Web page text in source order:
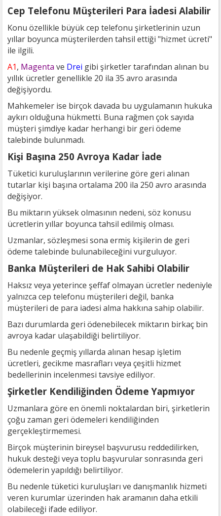
Cep Telefonu Müşterileri Para İadesi Alabilir
Konu özellikle büyük cep telefonu şirketlerinin uzun
yıllar boyunca müşterilerden tahsil ettiği "hizmet ücreti"
ile ilgili.
A1, Magenta ve Drei gibi şirketler tarafından alınan bu
yıllık ücretler genellikle 20 ila 35 avro arasında
değişiyordu.
Mahkemeler ise birçok davada bu uygulamanın hukuka
aykırı olduğuna hükmetti. Buna rağmen çok sayıda
müşteri şimdiye kadar herhangi bir geri ödeme
talebinde bulunmadı.
Kişi Başına 250 Avroya Kadar İade
Tüketici kuruluşlarının verilerine göre geri alınan
tutarlar kişi başına ortalama 200 ila 250 avro arasında
değişiyor.
Bu miktarın yüksek olmasının nedeni, söz konusu
ücretlerin yıllar boyunca tahsil edilmiş olması.
Uzmanlar, sözleşmesi sona ermiş kişilerin de geri
ödeme talebinde bulunabileceğini vurguluyor.
Banka Müşterileri de Hak Sahibi Olabilir
Haksız veya yeterince şeffaf olmayan ücretler nedeniyle
yalnızca cep telefonu müşterileri değil, banka
müşterileri de para iadesi alma hakkına sahip olabilir.
Bazı durumlarda geri ödenebilecek miktarın birkaç bin
avroya kadar ulaşabildiği belirtiliyor.
Bu nedenle geçmiş yıllarda alınan hesap işletim
ücretleri, gecikme masrafları veya çeşitli hizmet
bedellerinin incelenmesi tavsiye ediliyor.
Şirketler Kendiliğinden Ödeme Yapmıyor
Uzmanlara göre en önemli noktalardan biri, şirketlerin
çoğu zaman geri ödemeleri kendiliğinden
gerçekleştirmemesi.
Birçok müşterinin bireysel başvurusu reddedilirken,
hukuk desteği veya toplu başvurular sonrasında geri
ödemelerin yapıldığı belirtiliyor.
Bu nedenle tüketici kuruluşları ve danışmanlık hizmeti
veren kurumlar üzerinden hak aramanın daha etkili
olabileceği ifade ediliyor.